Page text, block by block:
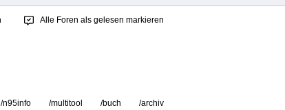
Alle Foren als gelesen markieren
/n95info /multitool /buch /archiv